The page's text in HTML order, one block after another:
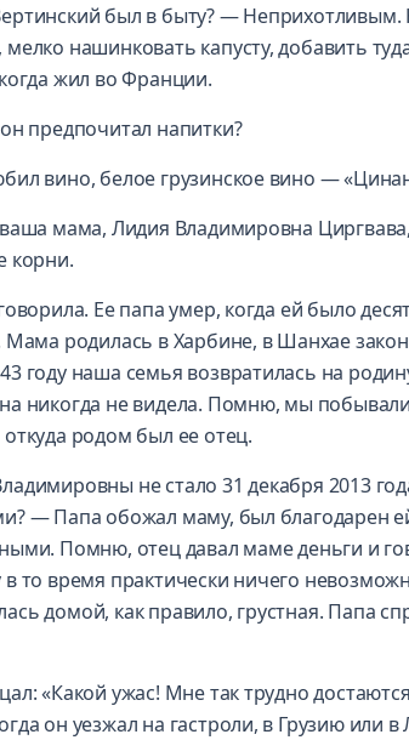
был в быту? — Неприхотливым.
нашинковать капусту, добавить
жил во Франции.
предпочитал напитки?
вино, белое грузинское вино —
мама, Лидия Владимировна
корни.
Ее папа умер, когда ей было
Мама родилась в Харбине, в Шанхае
году наша семья возвратилась на
никогда не видела. Помню, мы
родом был ее отец.
не стало 31 декабря 2013
— Папа обожал маму, был благодарен
Помню, отец давал маме деньги и
в то время практически ничего
домой, как правило, грустная. Папа
«Какой ужас! Мне так трудно
он уезжал на гастроли, в Грузию